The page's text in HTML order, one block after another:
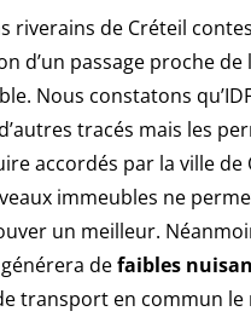
riverains de Créteil
d’un passage proche de
Nous constatons
tracés mais les
accordés par la ville de
immeubles ne
un meilleur.
defaibles
transport en commun le